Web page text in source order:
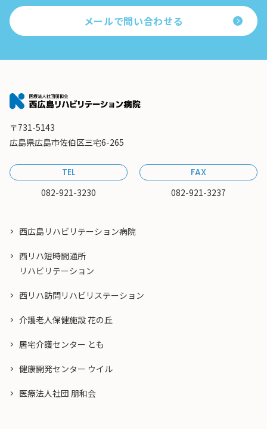
メールで問い合わせる
〒731-5143
広島県広島市佐伯区三宅6-265
TEL
082-921-3230
FAX
082-921-3237
西広島リハビリテーション病院
西リハ短時間通所
リハビリテーション
西リハ訪問リハビリステーション
介護老人保健施設 花の丘
居宅介護センター とも
健康開発センター ウイル
医療法人社団 朋和会